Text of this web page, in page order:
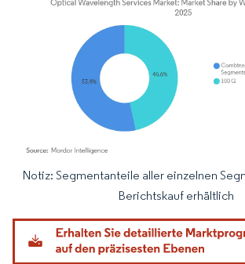
Bild © Mordor Intelligence. Wiederverwendung
Notiz: Segmentanteile aller einzelnen
Berichtskauf erhältlich